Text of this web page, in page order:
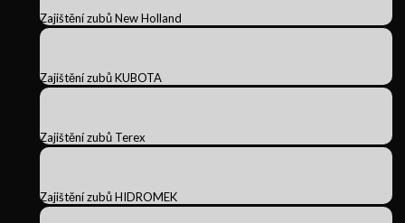
Zajištění zubů New Holland
Zajištění zubů KUBOTA
Zajištění zubů Terex
Zajištění zubů HIDROMEK